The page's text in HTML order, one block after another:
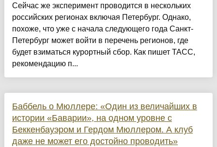
Сейчас же эксперимент проводится в нескольких
российских регионах включая Петербург. Однако,
похоже, что уже с начала следующего года Санкт-
Петербург может войти в перечень регионов, где
будет взиматься курортный сбор. Как пишет ТАСС,
рекомендацию п...
Баббель о Мюллере: «Один из величайших в
истории «Баварии», на одном уровне с
Беккенбауэром и Гердом Мюллером. А клуб
даже не может его достойно проводить»